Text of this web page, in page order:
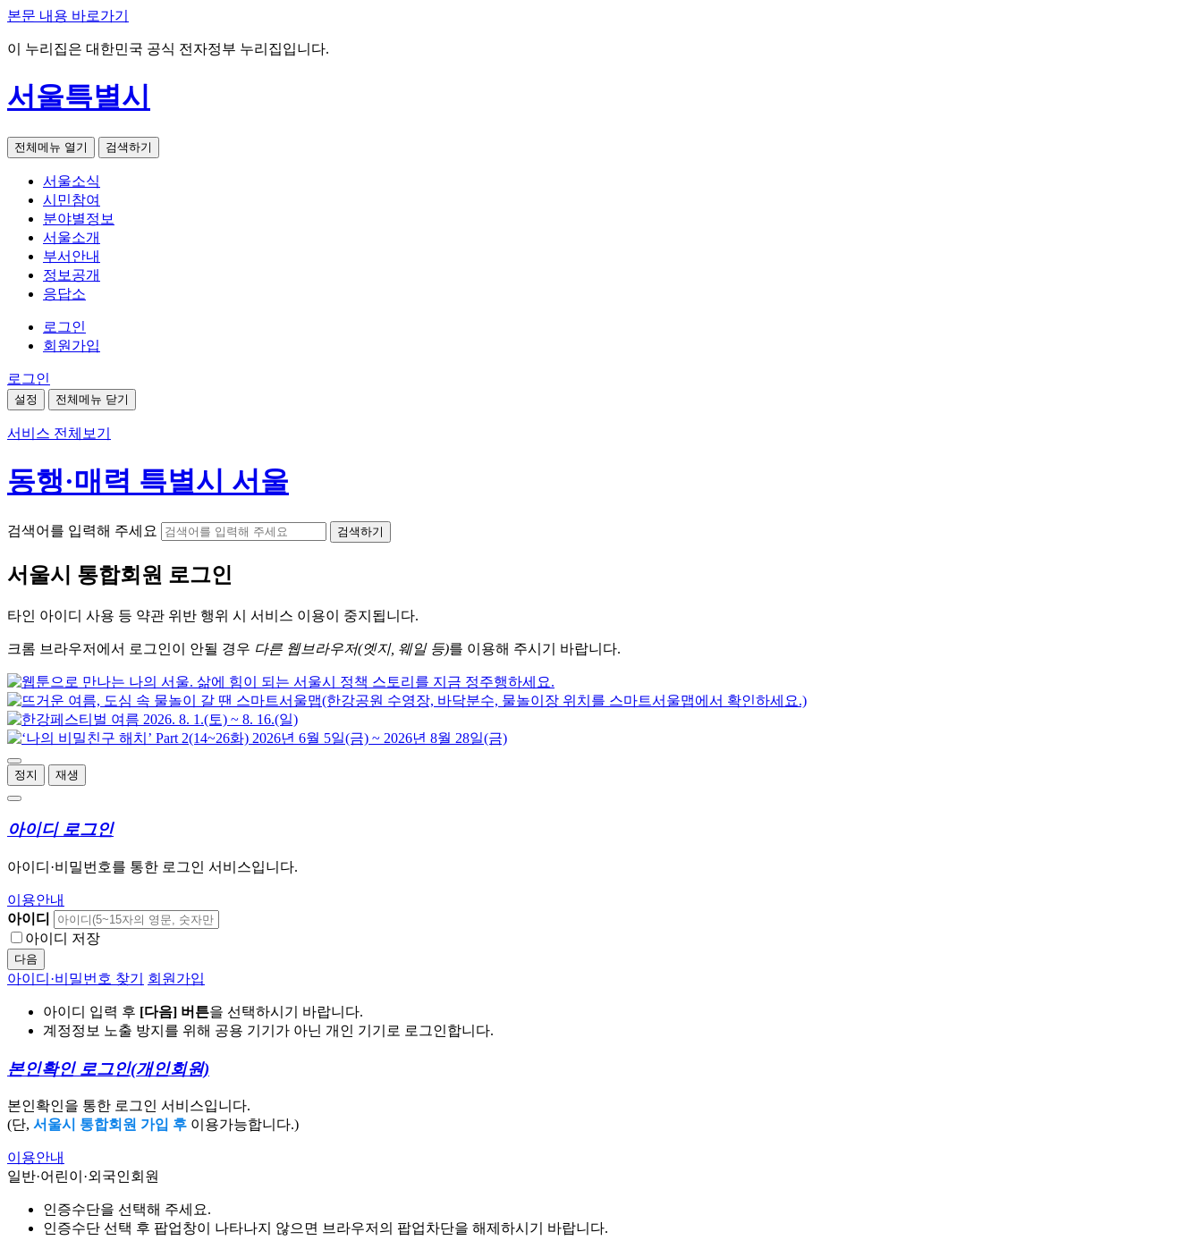
본문 내용 바로가기
이 누리집은 대한민국 공식 전자정부 누리집입니다.
서울특별시
전체메뉴 열기 검색하기
서울소식
시민참여
분야별정보
서울소개
부서안내
정보공개
응답소
로그인
회원가입
로그인
설정 전체메뉴 닫기
서비스 전체보기
동행·매력 특별시 서울
검색어를 입력해 주세요 검색하기
서울시 통합회원 로그인
타인 아이디 사용 등 약관 위반 행위 시 서비스 이용이 중지됩니다.
크롬 브라우저에서 로그인이 안될 경우 다른 웹브라우저(엣지, 웨일 등)를 이용해 주시기 바랍니다.
정지 재생
아이디 로그인
아이디·비밀번호를 통한 로그인 서비스입니다.
이용안내
아이디
아이디 저장
다음
아이디·비밀번호 찾기 회원가입
아이디 입력 후 [다음] 버튼을 선택하시기 바랍니다.
계정정보 노출 방지를 위해 공용 기기가 아닌 개인 기기로 로그인합니다.
본인확인 로그인(개인회원)
본인확인을 통한 로그인 서비스입니다.
(단, 서울시 통합회원 가입 후 이용가능합니다.)
이용안내
일반·어린이·외국인회원
인증수단을 선택해 주세요.
인증수단 선택 후 팝업창이 나타나지 않으면 브라우저의 팝업차단을 해제하시기 바랍니다.